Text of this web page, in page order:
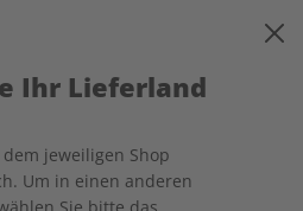
Produkte
Ihr Lieferland
jeweiligen Shop
Um in einen anderen